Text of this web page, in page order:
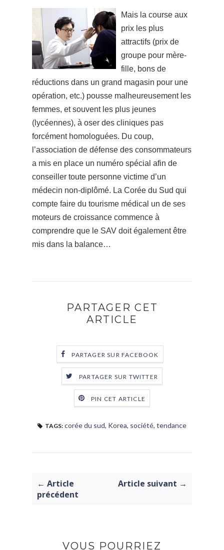
Mais la course aux
prix les plus
attractifs (prix de
groupe pour mère-
fille, bons de
réductions dans un grand magasin pour une
opération, etc.) pousse malheureusement les
femmes, et souvent les plus jeunes
(lycéennes), à oser des cliniques pas
forcément homologuées. Du coup,
l’association de défense des consommateurs
a mis en place un numéro spécial afin de
conseiller toute personne victime d’un
médecin non-diplômé. La Corée du Sud qui
compte faire du tourisme médical un de ses
moteurs de croissance commence à
comprendre que le SAV doit également être
mis dans la balance…
PARTAGER CET
ARTICLE
PARTAGER SUR FACEBOOK
PARTAGER SUR TWITTER
PIN CET ARTICLE
TAGS: corée du sud, Korea, société, tendance
← Article
précédent
Article suivant →
VOUS POURRIEZ